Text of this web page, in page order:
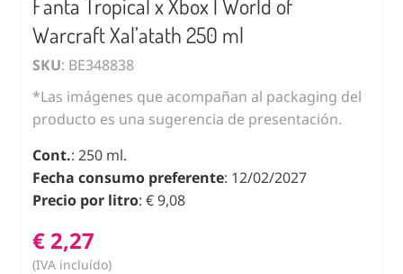
Fanta Tropical x Xbox | World of
Warcraft Xal’atath 250 ml
SKU: BE348838
*Las imágenes que acompañan al packaging del
producto es una sugerencia de presentación.
Cont.: 250 ml.
Fecha consumo preferente: 12/02/2027
Precio por litro: € 9,08
€ 2,27
(IVA incluído)